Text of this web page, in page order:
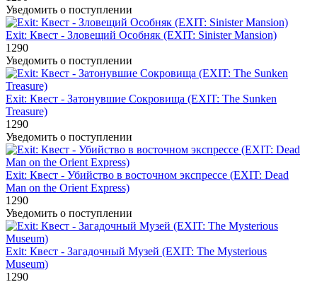
Уведомить о поступлении
Exit: Квест - Зловещий Особняк (EXIT: Sinister Mansion)
1290
Уведомить о поступлении
Exit: Квест - Затонувшие Сокровища (EXIT: The Sunken
Treasure)
1290
Уведомить о поступлении
Exit: Квест - Убийство в восточном экспрессе (EXIT: Dead
Man on the Orient Express)
1290
Уведомить о поступлении
Exit: Квест - Загадочный Музей (EXIT: The Mysterious
Museum)
1290